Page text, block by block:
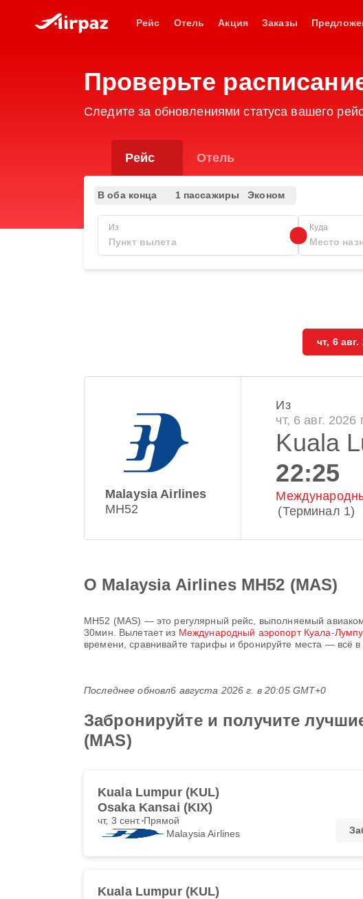
Рейс Отель Акция Заказы
Проверьте
Следите за обновлениями статуса вашего
Рейс Отель
В оба конца 1 пассажиры Эконом
Из Куда
чт, 6 авг.
Malaysia Airlines
MH52
Из
чт, 6 авг. 2026
Kuala
22:25
(Терминал 1)
О Malaysia Airlines MH52 (MAS)
MH52 (MAS) — это регулярный рейс, выполняемый
30мин . Вылетает из Международный аэропорт Куала-
времени, сравнивайте тарифы и бронируйте места — всё
Последнее обновл6 августа 2026 г. в 20:05 GMT+0
Забронируйте и получите
(MAS)
Kuala Lumpur (KUL)
Osaka Kansai (KIX)
чт, 3 сент. Прямой
Malaysia Airlines
Kuala Lumpur (KUL)